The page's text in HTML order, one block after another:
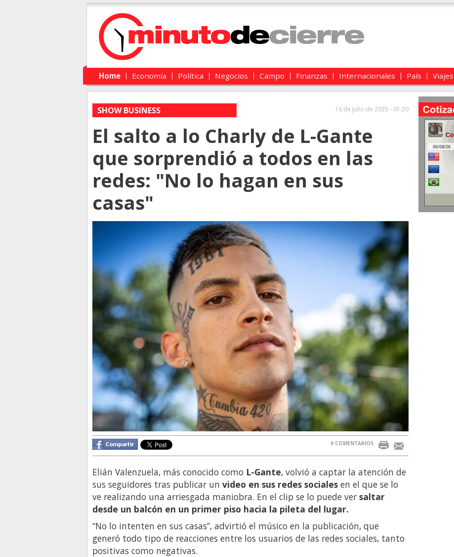
Main menu
Skip to primary content
Skip to secondary content
Home Economía Política Negocios Campo Finanzas Internacionales País Viajes
SHOW BUSINESS 16 de Julio de 2025 - 01:20
El salto a lo Charly de L-Gante
que sorprendió a todos en las
redes: "No lo hagan en sus
casas"
0 COMENTARIOS
Elián Valenzuela, más conocido como L-Gante, volvió a captar la atención de
sus seguidores tras publicar un video en sus redes sociales en el que se lo
ve realizando una arriesgada maniobra. En el clip se lo puede ver saltar
desde un balcón en un primer piso hacia la pileta del lugar.
“No lo intenten en sus casas”, advirtió el músico en la publicación, que
generó todo tipo de reacciones entre los usuarios de las redes sociales, tanto
positivas como negativas.